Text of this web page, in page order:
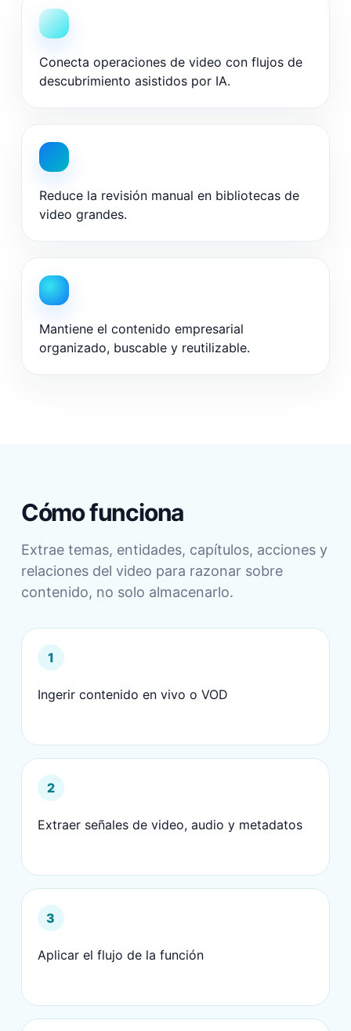
Conecta operaciones de video con flujos de
descubrimiento asistidos por IA.
Reduce la revisión manual en bibliotecas de
video grandes.
Mantiene el contenido empresarial
organizado, buscable y reutilizable.
Cómo funciona
Extrae temas, entidades, capítulos, acciones y
relaciones del video para razonar sobre
contenido, no solo almacenarlo.
1
Ingerir contenido en vivo o VOD
2
Extraer señales de video, audio y metadatos
3
Aplicar el flujo de la función